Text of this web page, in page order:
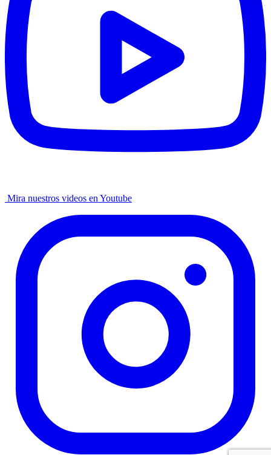
Mira nuestros videos en Youtube